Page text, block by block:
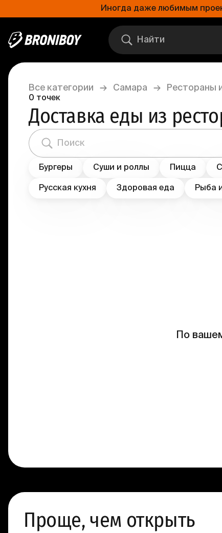
Иногда даже любимым
Все категории → Самара → Рестораны
0 точек
Доставка еды из
Бургеры Суши и роллы Пицца
Русская кухня Здоровая еда Рыба
По
Проще, чем открыть